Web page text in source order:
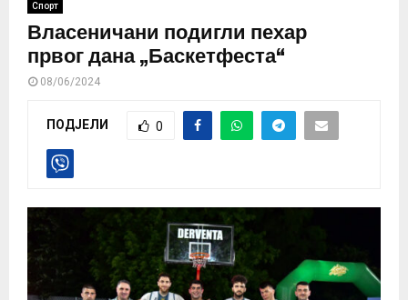
Спорт
Власеничани подигли пехар
првог дана „Баскетфеста“
08/06/2024
ПОДЈЕЛИ 0